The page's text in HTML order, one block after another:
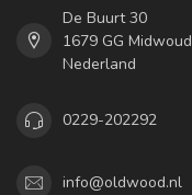
De Buurt 30
1679 GG Midwoud
Nederland
0229-202292
info@oldwood.nl